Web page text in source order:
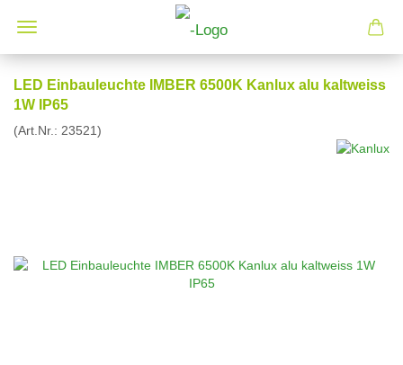
LED Einbauleuchte IMBER 6500K Kanlux alu kaltweiss
1W IP65
(Art.Nr.: 23521)